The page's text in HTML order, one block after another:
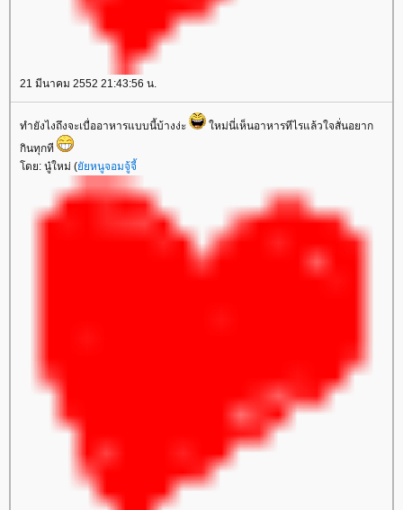
21 มีนาคม 2552 21:43:56 น.
ทำยังไงถึงจะเบื่ออาหารแบบนี้บ้างง่ะ
หม่นี่เห็นอาหารทีไรแล้วใจสั่นอยาก
กินทุกที
ดย: นู๋ใหม่ (ัยหนูจอมจู้จี้